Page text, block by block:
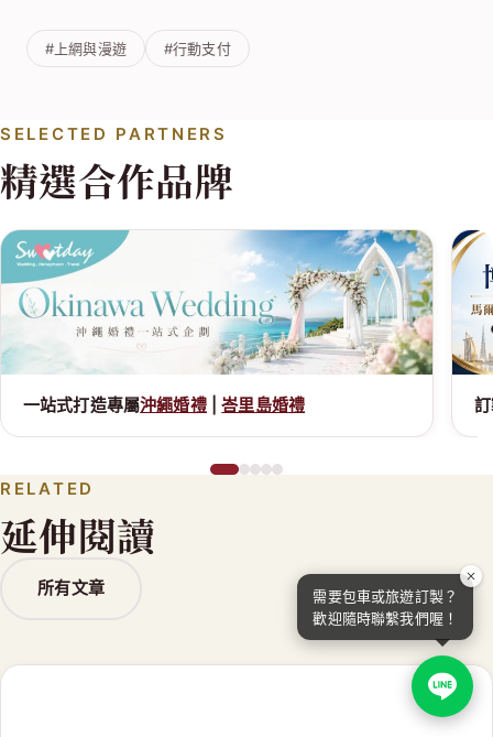
#上網與漫遊 #行動支付
SELECTED PARTNERS
精選合作品牌
訂製難忘的馬爾地夫假期
RELATED
延伸閱讀
所有文章
需要包車或旅遊訂製？
歡迎隨時聯繫我們喔！